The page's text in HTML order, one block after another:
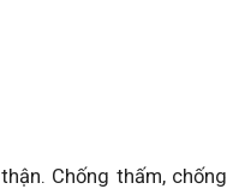
Chống thấm, chống